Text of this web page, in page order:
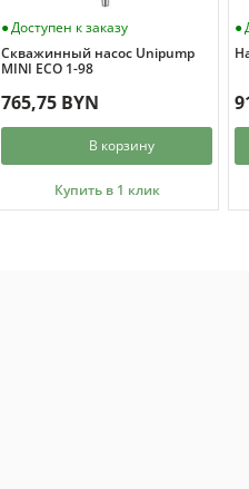
Доступен к заказу
Скважинный насос Unipump
MINI ECO 1-98
765,75 BYN
В корзину
Купить в 1 клик